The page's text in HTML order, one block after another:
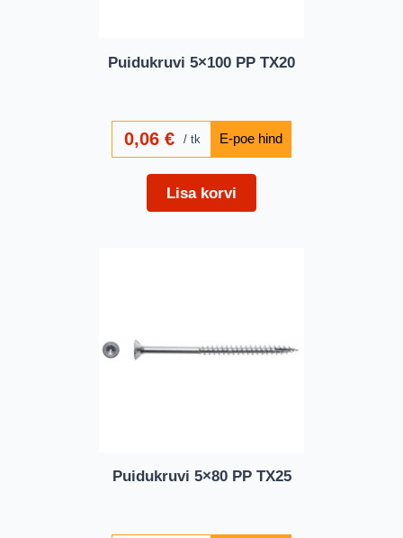
Puidukruvi 5×100 PP TX20
0,06€ tk
Lisa korvi
Puidukruvi 5×80 PP TX25